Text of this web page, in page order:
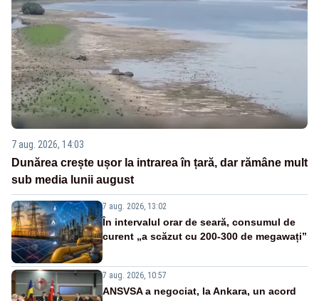
7 aug. 2026, 14:03
Dunărea crește ușor la intrarea în țară, dar rămâne mult
sub media lunii august
7 aug. 2026, 13:02
În intervalul orar de seară, consumul de
curent „a scăzut cu 200-300 de megawați”
7 aug. 2026, 10:57
ANSVSA a negociat, la Ankara, un acord